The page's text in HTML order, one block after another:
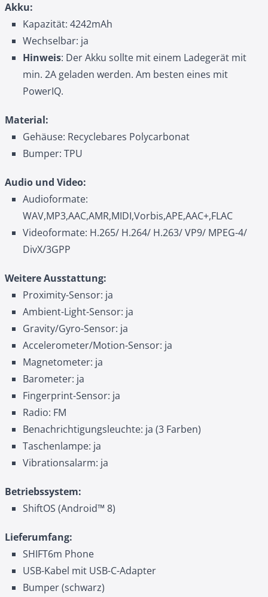
Akku:
Kapazität: 4242mAh
Wechselbar: ja
Hinweis: Der Akku sollte mit einem Ladegerät mit
min. 2A geladen werden. Am besten eines mit
PowerIQ.
Material:
Gehäuse: Recyclebares Polycarbonat
Bumper: TPU
Audio und Video:
Audioformate:
WAV,MP3,AAC,AMR,MIDI,Vorbis,APE,AAC+,FLAC
Videoformate: H.265/ H.264/ H.263/ VP9/ MPEG-4/
DivX/3GPP
Weitere Ausstattung:
Proximity-Sensor: ja
Ambient-Light-Sensor: ja
Gravity/Gyro-Sensor: ja
Accelerometer/Motion-Sensor: ja
Magnetometer: ja
Barometer: ja
Fingerprint-Sensor: ja
Radio: FM
Benachrichtigungsleuchte: ja (3 Farben)
Taschenlampe: ja
Vibrationsalarm: ja
Betriebssystem:
ShiftOS (Android™ 8)
Lieferumfang:
SHIFT6m Phone
USB-Kabel mit USB-C-Adapter
Bumper (schwarz)